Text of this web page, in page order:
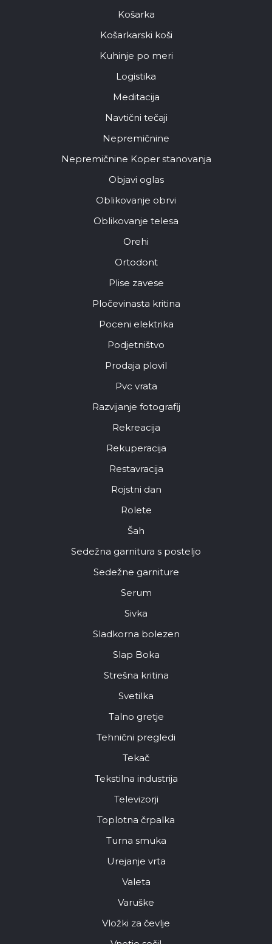
Košarka
Košarkarski koši
Kuhinje po meri
Logistika
Meditacija
Navtični tečaji
Nepremičnine
Nepremičnine Koper stanovanja
Objavi oglas
Oblikovanje obrvi
Oblikovanje telesa
Orehi
Ortodont
Plise zavese
Pločevinasta kritina
Poceni elektrika
Podjetništvo
Prodaja plovil
Pvc vrata
Razvijanje fotografij
Rekreacija
Rekuperacija
Restavracija
Rojstni dan
Rolete
Šah
Sedežna garnitura s posteljo
Sedežne garniture
Serum
Sivka
Sladkorna bolezen
Slap Boka
Strešna kritina
Svetilka
Talno gretje
Tehnični pregledi
Tekač
Tekstilna industrija
Televizorji
Toplotna črpalka
Turna smuka
Urejanje vrta
Valeta
Varuške
Vložki za čevlje